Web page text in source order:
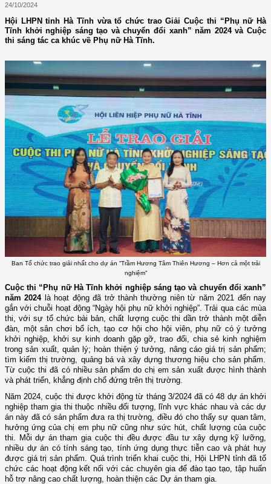
24/10/2024
Hội LHPN tỉnh Hà Tĩnh vừa tổ chức trao Giải Cuộc thi “Phụ nữ Hà
Tĩnh khởi nghiệp sáng tạo và chuyển đổi xanh” năm 2024 và Cuộc
thi sáng tác ca khúc về Phụ nữ Hà Tĩnh.
Ban Tổ chức trao giải nhất cho dự án “Trầm Hương Tâm Thiên Hương – Hơn cả một trải
nghiệm”
Cuộc thi “Phụ nữ Hà Tĩnh khởi nghiệp sáng tạo và chuyển đổi xanh”
năm 2024là hoạt động đã trở thành thường niêntừ năm 2021 đến nay
gắn với chuỗi hoạt động “Ngày hội phụ nữ khởi nghiệp”. Trải qua các mùa
thi, với sự tổ chức bài bản, chất lượng cuộc thi dần trở thành một diễn
đàn, một sân chơi bổ ích , tạo cơ hội cho hội viên, phụ nữ có ý tưởng
khởi nghiệp, khởi sự kinh doanh gặp gỡ, trao đổi, chia sẻ kinh nghiệm
trong sản xuất, quản lý; hoàn thiện ý tưởng, nâng cáo giá trị sản phẩm;
tìm kiếm thị trường, quảng bá và xây dựng thương hiệu cho sản phẩm.
Từ cuộc thi đã có nhiều sản phẩm do chị em sản xuất được hình thành
và phát triển, khẳng định chổ đứng trên thị trường.
Năm 2024, cuộc thi được khởi động từ tháng3/2024 đã có 48 dự án khởi
nghiệp tham gia thi thuộc nhiều đối tượng, lĩnh vực khác nhau và các dự
án này đã có sản phẩm đưa ra thị trường, điều đó cho thấysự quan tâm,
hưởng ứng của chị em phụ nữ cũng như sức hút, chất lượngcủa cuộc
thi.
Mỗi dự ántham gia cuộc thi đều được đầu tư xây dựng kỹ lưỡng,
nhiều dự án có tính sáng tạo, tính ứng dụng thực tiễn cao và phát huy
được giá trị sản phẩm.
Quá trình triển khai cuộc thi, Hội LHPN tỉnh đã tổ
chức các hoạt động kết nối với các chuyên gia để đào tạo tạo, tập huấn
hỗ trợ nâng cao chất lượng, hoàn thiện các Dự án tham gia.